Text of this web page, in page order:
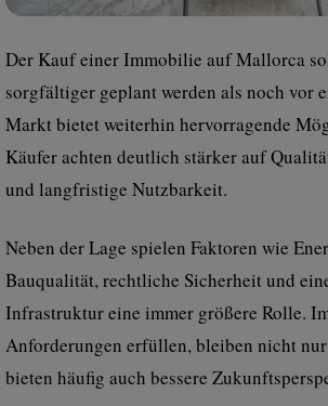
Der Kauf einer Immobilie auf Mallorca
sorgfältiger geplant werden als noch vor
Markt bietet weiterhin hervorragende
Käufer achten deutlich stärker auf
und langfristige Nutzbarkeit.
Neben der Lage spielen Faktoren wie
Bauqualität, rechtliche Sicherheit und
Infrastruktur eine immer größere Rolle.
Anforderungen erfüllen, bleiben nicht
bieten häufig auch bessere